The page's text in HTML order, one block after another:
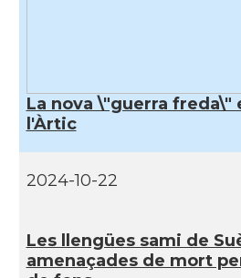
La nova \"guerra freda\"
l'Àrtic
2024-10-22
Les llengües sami de
amenaçades de mort